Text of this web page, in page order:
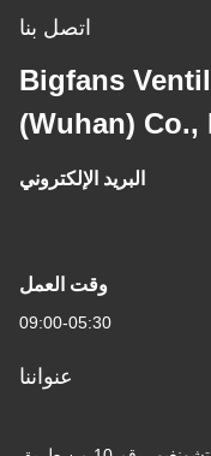
اتصل بنا
Bigfans
(Wuhan) Co.,
البريد الإلكتروني
وقت العمل
09:00-05:30
عنواننا